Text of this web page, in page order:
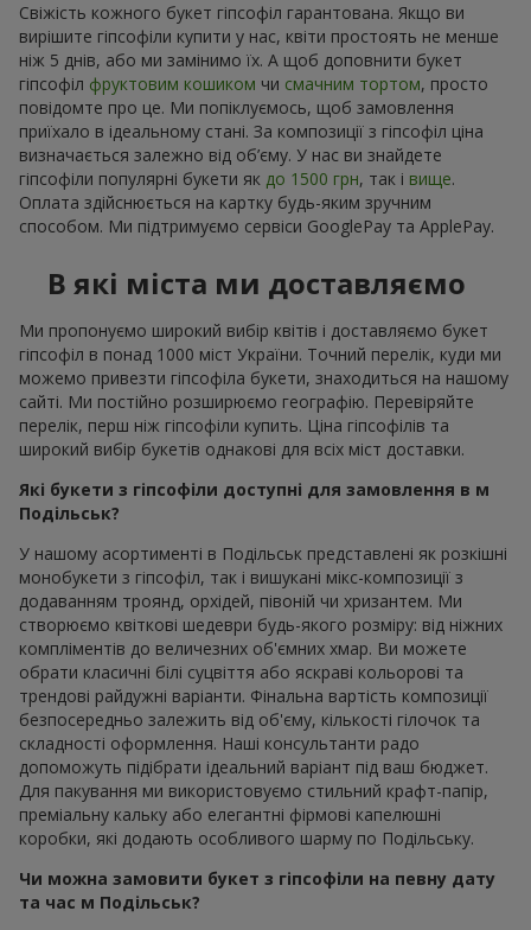
Свіжість кожного букет гіпсофіл гарантована. Якщо ви
вирішите гіпсофіли купити у нас, квіти простоять не менше
ніж 5 днів, або ми замінимо їх. А щоб доповнити букет
гіпсофіл фруктовим кошиком чи смачним тортом, просто
повідомте про це. Ми попіклуємось, щоб замовлення
приїхало в ідеальному стані. За композиції з гіпсофіл ціна
визначається залежно від об’єму. У нас ви знайдете
гіпсофіли популярні букети як до 1500 грн, так і вище.
Оплата здійснюється на картку будь-яким зручним
способом. Ми підтримуємо сервіси GooglePay та ApplePay.
В які міста ми доставляємо
Ми пропонуємо широкий вибір квітів і доставляємо букет
гіпсофіл в понад 1000 міст України. Точний перелік, куди ми
можемо привезти гіпсофіла букети, знаходиться на нашому
сайті. Ми постійно розширюємо географію. Перевіряйте
перелік, перш ніж гіпсофіли купить. Ціна гіпсофілів та
широкий вибір букетів однакові для всіх міст доставки.
Які букети з гіпсофіли доступні для замовлення в м
Подільськ?
У нашому асортименті в Подільськ представлені як розкішні
монобукети з гіпсофіл, так і вишукані мікс-композиції з
додаванням троянд, орхідей, півоній чи хризантем. Ми
створюємо квіткові шедеври будь-якого розміру: від ніжних
компліментів до величезних об'ємних хмар. Ви можете
обрати класичні білі суцвіття або яскраві кольорові та
трендові райдужні варіанти. Фінальна вартість композиції
безпосередньо залежить від об'єму, кількості гілочок та
складності оформлення. Наші консультанти радо
допоможуть підібрати ідеальний варіант під ваш бюджет.
Для пакування ми використовуємо стильний крафт-папір,
преміальну кальку або елегантні фірмові капелюшні
коробки, які додають особливого шарму по Подільську.
Чи можна замовити букет з гіпсофіли на певну дату
та час м Подільськ?